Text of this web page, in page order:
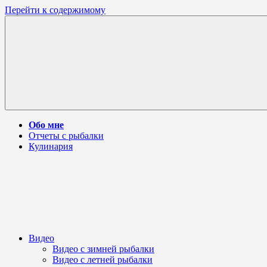
Перейти к содержимому
Обо мне
Отчеты с рыбалки
Кулинария
Видео
Видео с зимней рыбалки
Видео с летней рыбалки